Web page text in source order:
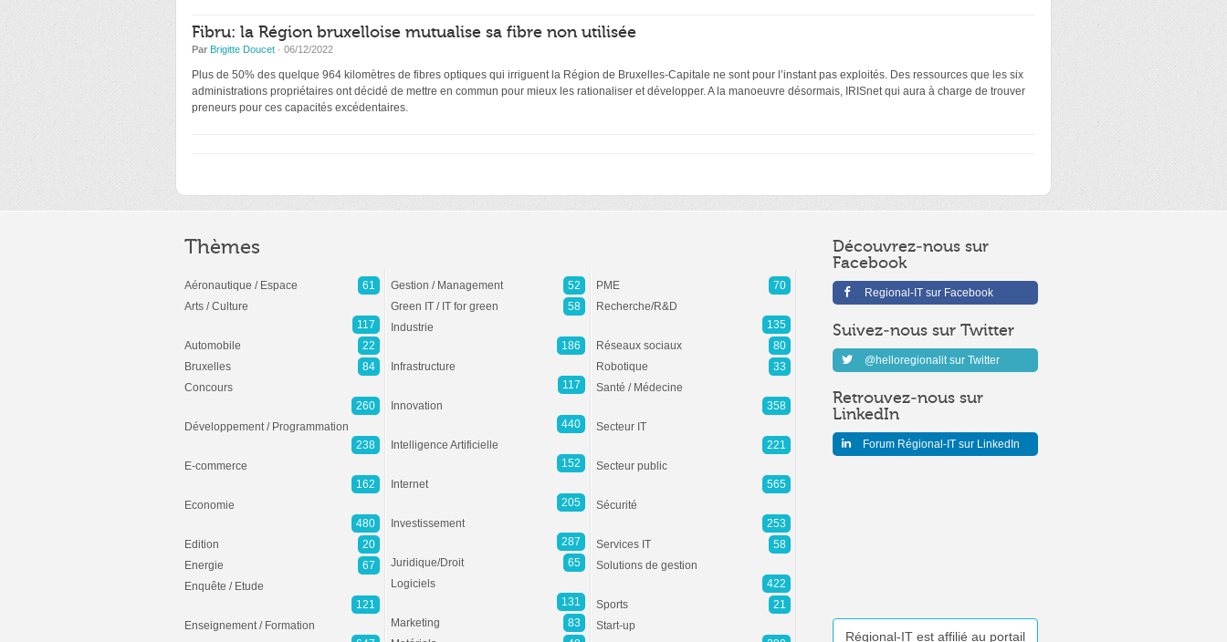
Fibru: la Région bruxelloise mutualise sa fibre non utilisée
Par Brigitte Doucet · 06/12/2022
Plus de 50% des quelque 964 kilomètres de fibres optiques qui irriguent la Région de Bruxelles-Capitale ne sont pour l’instant pas exploités. Des ressources que les six
administrations propriétaires ont décidé de mettre en commun pour mieux les rationaliser et développer. A la manoeuvre désormais, IRISnet qui aura à charge de trouver
preneurs pour ces capacités excédentaires.
Découvrez-nous sur
Facebook
Regional-IT sur Facebook
Suivez-nous sur Twitter
@helloregionalit sur Twitter
Retrouvez-nous sur
LinkedIn
Forum Régional-IT sur LinkedIn
Régional-IT est affilié au portail
Thèmes
Aéronautique / Espace
61
Arts / Culture
117
Automobile
22
Bruxelles
84
Concours
260
Développement / Programmation
238
E-commerce
162
Economie
480
Edition
20
Energie
67
Enquête / Etude
121
Enseignement / Formation
Gestion / Management
52
Green IT / IT for green
58
Industrie
186
Infrastructure
117
Innovation
440
Intelligence Artificielle
152
Internet
205
Investissement
287
Juridique/Droit
65
Logiciels
131
Marketing
83
PME
70
Recherche/R&D
135
Réseaux sociaux
80
Robotique
33
Santé / Médecine
358
Secteur IT
221
Secteur public
565
Sécurité
253
Services IT
58
Solutions de gestion
422
Sports
21
Start-up